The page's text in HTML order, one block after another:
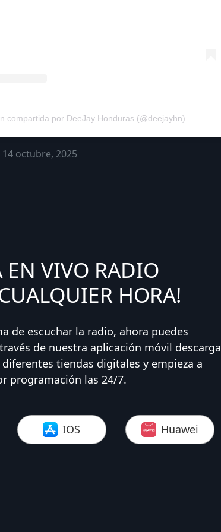
compartida por DeeJay Honduras (@deejayhn)
octubre, 2025
EN VIVO RADIO
HORA!
de escuchar la radio, ahora puedes
través de nuestra aplicación móvil descarga
tiendas digitales y empieza a
programación las 24/7.
IOS Huawei